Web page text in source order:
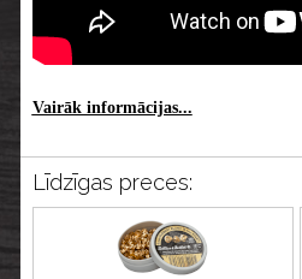
Vairāk informācijas...
Līdzīgas preces: